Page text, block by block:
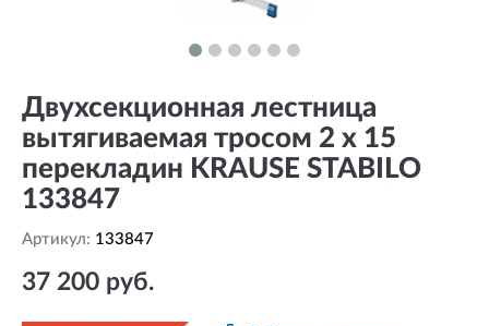
Двухсекционная лестница
вытягиваемая тросом 2 х 15
перекладин KRAUSE STABILO
133847
Артикул: 133847
37 200 руб.